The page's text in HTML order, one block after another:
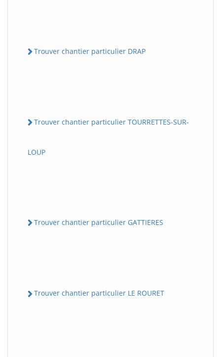
Trouver chantier particulier DRAP
Trouver chantier particulier TOURRETTES-SUR-
LOUP
Trouver chantier particulier GATTIERES
Trouver chantier particulier LE ROURET